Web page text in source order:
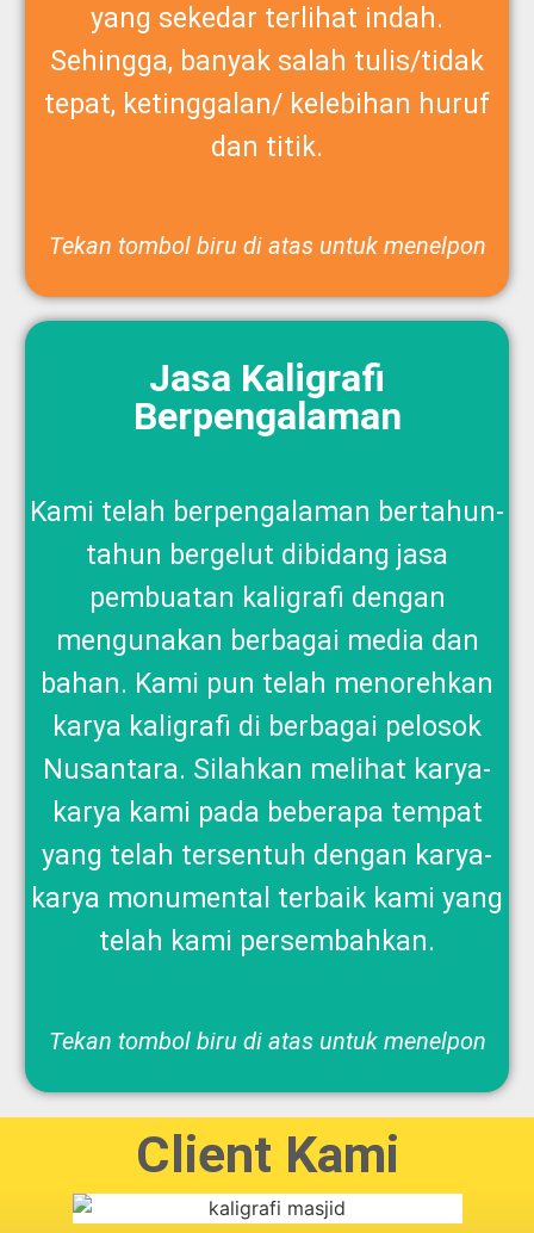
yang sekedar terlihat indah.
Sehingga, banyak salah tulis/tidak
tepat, ketinggalan/ kelebihan huruf
dan titik.
Tekan tombol biru di atas untuk menelpon
Jasa Kaligrafi
Berpengalaman
Kami telah berpengalaman bertahun-
tahun bergelut dibidang jasa
pembuatan kaligrafi dengan
mengunakan berbagai media dan
bahan. Kami pun telah menorehkan
karya kaligrafi di berbagai pelosok
Nusantara. Silahkan melihat karya-
karya kami pada beberapa tempat
yang telah tersentuh dengan karya-
karya monumental terbaik kami yang
telah kami persembahkan.
Tekan tombol biru di atas untuk menelpon
Client Kami